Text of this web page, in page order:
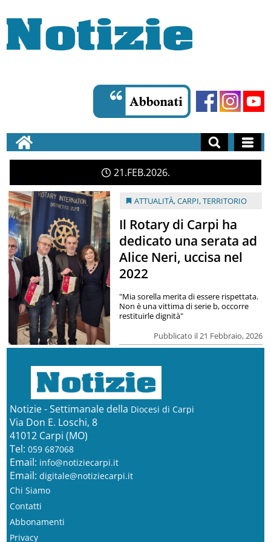
21 FEB 2026
ATTUALITÀ,CARPI,TERRITORIO
Il Rotary di Carpi ha
dedicato una serata ad
Alice Neri, uccisa nel
2022
Pubblicato il 21 Febbraio, 2026
"Mia sorella merita di essere rispettata.
Non è una vittima di serie b, occorre
restituirle dignità"
Notizie - Settimanale della Diocesi di Carpi
Via Don E. Loschi, 8
41012 Carpi (MO)
Tel: 059 687068
Email: info@notiziecarpi.it
Email: digitale@notiziecarpi.it
Chi Siamo
Contatti
Abbonamenti
Privacy